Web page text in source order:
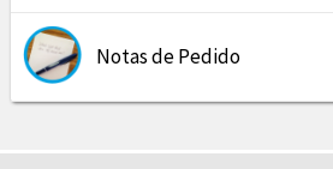
Notas de Pedido